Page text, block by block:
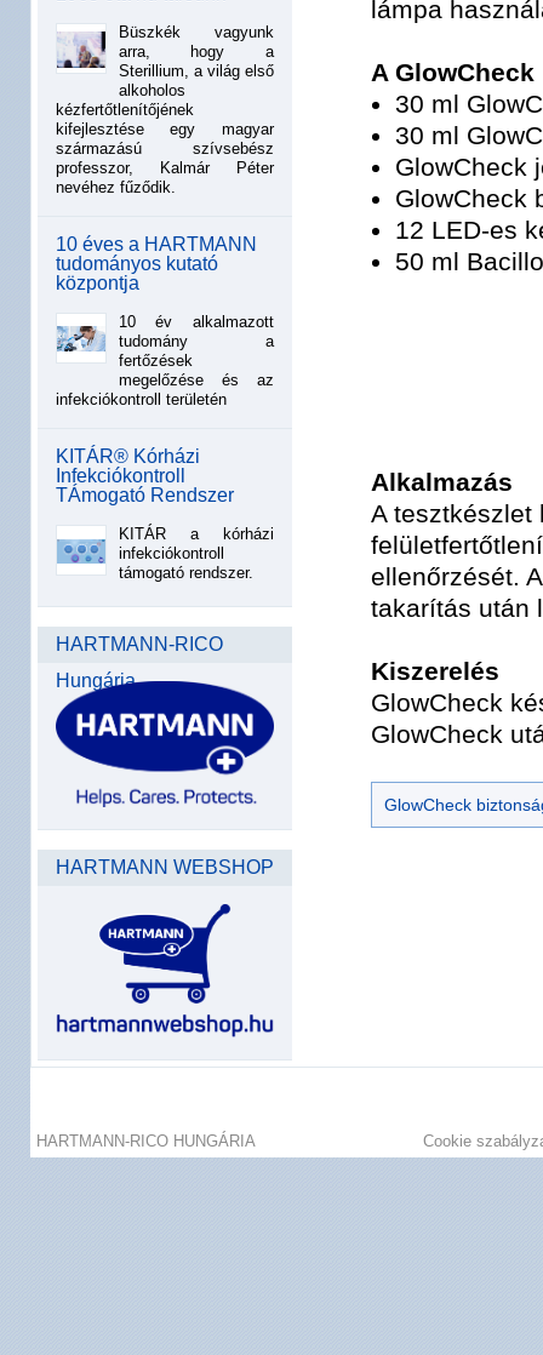
Büszkék vagyunk
arra, hogy a
Sterillium, a világ első
alkoholos
kézfertőtlenítőjének
kifejlesztése egy magyar
származású szívsebész
professzor, Kalmár Péter
nevéhez fűződik.
10 éves a HARTMANN
tudományos kutató
központja
10 év alkalmazott
tudomány a
fertőzések
megelőzése és az
infekciókontroll területén
KITÁR® Kórházi
Infekciókontroll
TÁmogató Rendszer
KITÁR a kórházi
infekciókontroll
támogató rendszer.
HARTMANN-RICO
Hungária
HARTMANN WEBSHOP
lámpa
A
30 ml
30 ml
GlowCheck
GlowCheck
12 LED-es
50 ml
Alkalmazás
A tesztkészlet
ellenőrzését.
takarítás után
Kiszerelés
GlowCheck
GlowCheck
GlowCheck
HARTMANN-RICO HUNGÁRIA Cookie